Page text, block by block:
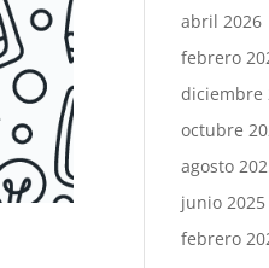
abril 2026
febrero
diciembre
octubre
agosto
junio 2025
febrero